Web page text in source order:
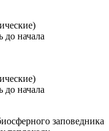
до начала
до начала
заповедника